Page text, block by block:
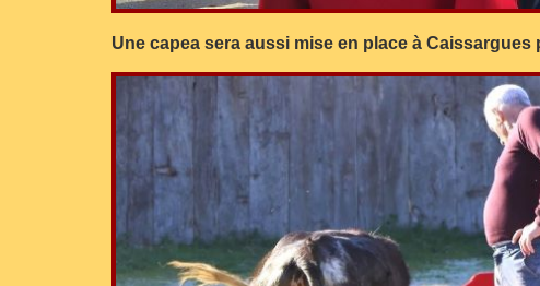
Une capea sera aussi mise en place à